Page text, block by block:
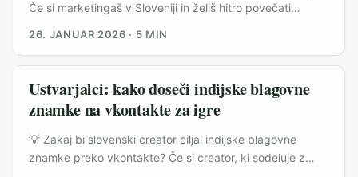
Če si marketingaš v Sloveniji in želiš hitro povečati
prednosti: močna lokalna scena streamerjev, porast
mladih uporabnikov na Threads in aktivne Discord/Reddit
skupine, kjer se igre dejansko prebijejo v pogovor.
Threads je v zadnjih mesecih eksplodiral v uporabnosti
kot kanal za hitre objave in viralne teme (primer:
poročanje o hitrih prodajah izdelkov, kot piše ettoday o
26. JANUAR 2026 · 5 MIN
Ustvarjalci: kako doseči indijske blagovne
znamke na vkontakte za igre
💡 Zakaj bi slovenski creator ciljal indijske blagovne
znamke preko vkontakte? Če si creator, ki sodeluje z